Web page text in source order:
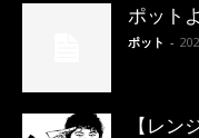
ポット
ポット -
【レン